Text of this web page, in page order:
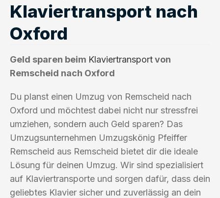
Klaviertransport nach
Oxford
Geld sparen beim Klaviertransportvon
Remscheid nach Oxford
Du planst einen Umzug von Remscheid nach
Oxford und möchtest dabei nicht nur stressfrei
umziehen, sondern auch Geld sparen? Das
Umzugsunternehmen Umzugskönig Pfeiffer
Remscheid aus Remscheid bietet dir die ideale
Lösung für deinen Umzug. Wir sind spezialisiert
auf Klaviertransporte und sorgen dafür, dass dein
geliebtes Klavier sicher und zuverlässig an dein